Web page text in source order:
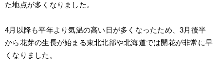
た地点が多くなりました。
4月以降も平年より気温の高い日が多くなったため、3月後半
から花芽の生長が始まる東北北部や北海道では開花が非常に早
くなりました。